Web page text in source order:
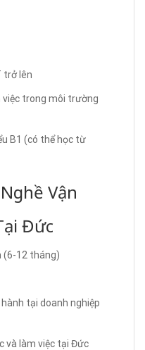
trở lên
việc trong môi trường
B1 (có thể học từ
Vận
Đức
(6-12 tháng)
tại doanh nghiệp
và làm việc tại Đức